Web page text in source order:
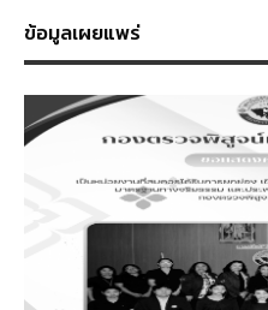
ข้อมูลเผยแพร่